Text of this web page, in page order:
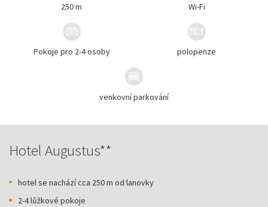
250 m Wi-Fi
Pokoje pro 2-4 osoby polopenze
venkovní parkování
Hotel Augustus**
hotel se nachází cca 250 m od lanovky
2-4 lůžkové pokoje